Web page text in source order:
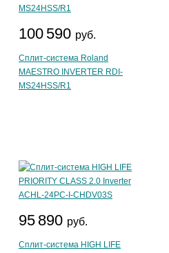
100 590 руб.
Сплит-система Roland
MAESTRO INVERTER RDI-
MS24HSS/R1
95 890 руб.
Сплит-система HIGH LIFE